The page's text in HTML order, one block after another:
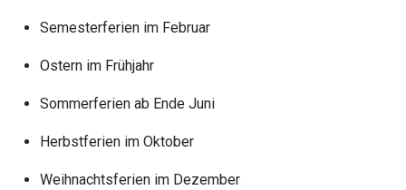
Semesterferien im Februar
Ostern im Frühjahr
Sommerferien ab Ende Juni
Herbstferien im Oktober
Weihnachtsferien im Dezember